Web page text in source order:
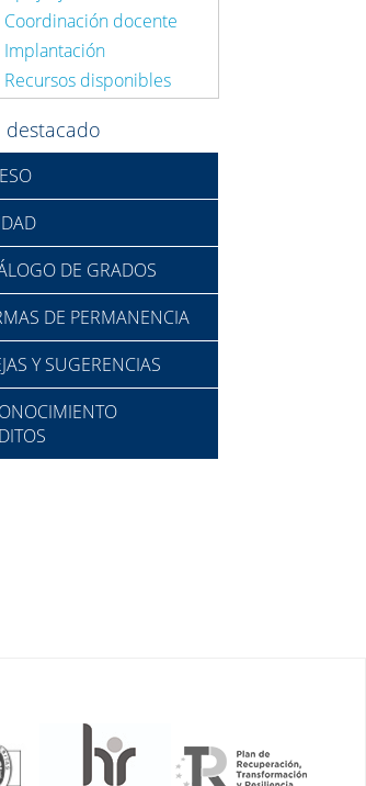
Coordinación docente
Implantación
Recursos disponibles
destacado
DE GRADOS
DE PERMANENCIA
Y SUGERENCIAS